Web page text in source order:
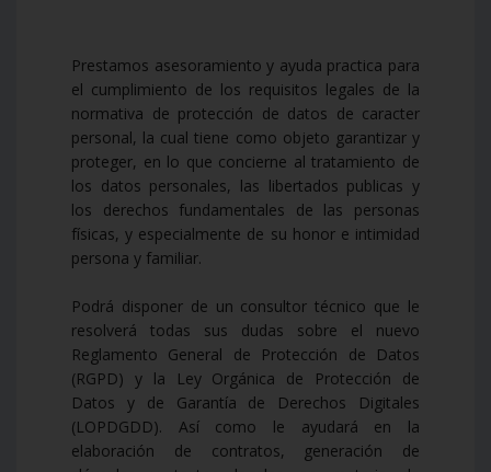
Prestamos asesoramiento y ayuda practica para
el cumplimiento de los requisitos legales de la
normativa de protección de datos de caracter
personal, la cual tiene como objeto garantizar y
proteger, en lo que concierne al tratamiento de
los datos personales, las libertados publicas y
los derechos fundamentales de las personas
físicas, y especialmente de su honor e intimidad
persona y familiar.
Podrá disponer de un consultor técnico que le
resolverá todas sus dudas sobre el nuevo
Reglamento General de Protección de Datos
(RGPD) y la Ley Orgánica de Protección de
Datos y de Garantía de Derechos Digitales
(LOPDGDD). Así como le ayudará en la
elaboración de contratos, generación de